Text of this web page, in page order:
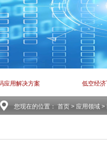
应用解决方案 低空经
您现在的位置： 首页 > 应用领域 >